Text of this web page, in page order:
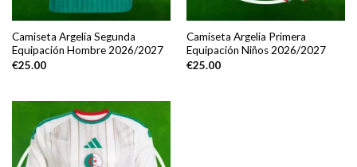
Camiseta Argelia Segunda
Equipación Hombre 2026/2027
€25.00
Camiseta Argelia Primera
Equipación Niños 2026/2027
€25.00